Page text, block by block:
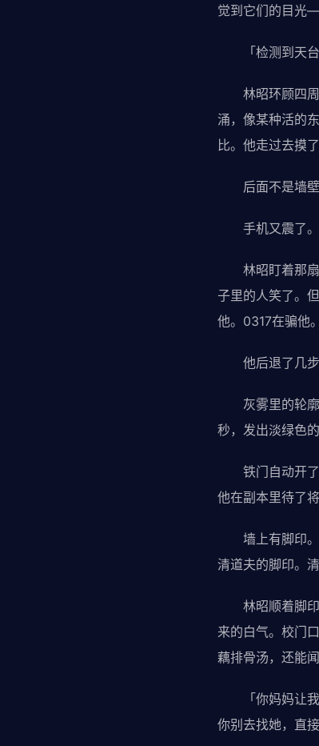
觉到它们的目光
「检测到天台
林昭环顾四周
涌，像某种活的
比。他走过去摸
后面不是墙壁
手机又震了。
林昭盯着那扇
子里的人笑了。
他。0317在骗他。
他后退了几步
灰雾里的轮廓
秒，发出淡绿色
铁门自动开了
他在副本里待了
墙上有脚印。
清道夫的脚印。
林昭顺着脚印
来的白气。校门
藕排骨汤，还能闻
「你妈妈让我
你别去找她，直接